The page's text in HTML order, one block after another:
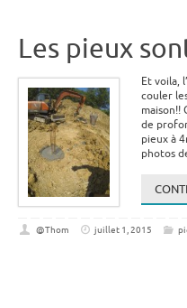
Les pieux
Et voila,
couler
maison!!
de
pieux à
photos
@Thom juillet 1, 2015